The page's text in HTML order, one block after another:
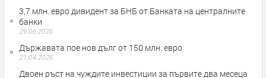
3,7 млн. евро дивидент за БНБ от Банката на централните
банки
29.06.2026
Държавата пое нов дълг от 150 млн. евро
21.04.2026
Двоен ръст на чуждите инвестиции за първите два месеца